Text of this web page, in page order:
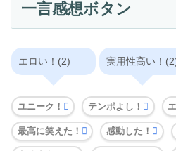
一言感想ボタン
エロい！(2) 実用性高い！
ユニーク！ テンポよし！
最高に笑えた！ 感動した！